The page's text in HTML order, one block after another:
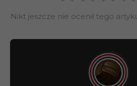
Nikt jeszcze nie ocenił tego